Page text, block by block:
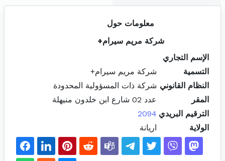
معلومات حول
شركة مريم سيرام+
الإسم التجاري
التسمية
شركة مريم سيرام+
النظام القانوني شركة ذات المسؤولية المحدودة
المقر
عدد 02 شارع ابن خلدون منيهلة
الترقيم البريدي 2094
الولاية
اريانة